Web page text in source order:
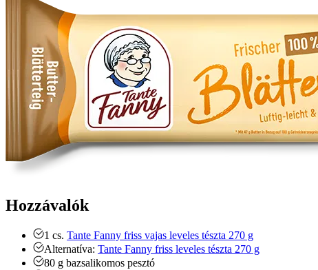
Hozzávalók
1 cs. Tante Fanny friss vajas leveles tészta 270 g
Alternatíva: Tante Fanny friss leveles tészta 270 g
80 g bazsalikomos pesztó